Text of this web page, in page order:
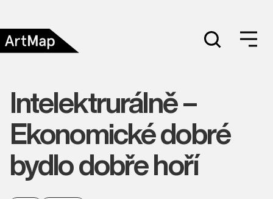
Intelektrurálně –
Ekonomické dobré
bydlo dobře hoří